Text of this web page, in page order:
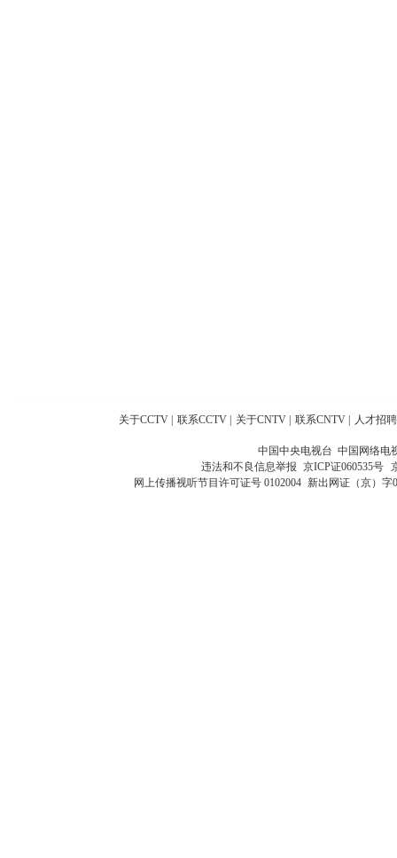
关于CCTV 联系CCTV 关于CNTV 联系CNTV 人才招聘
中国中央电视台 中国网络电
违法和不良信息举报 京ICP证060535号
网上传播视听节目许可证号 0102004 新出网证（京）